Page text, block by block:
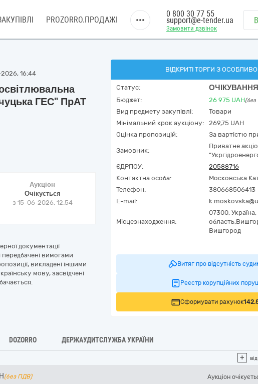
PROZORRO.ПРОДАЖІ
Замовити дзвінок
0 800 30 77 55
support@e-tender.ua
16:44
ГЕС" ПрАТ
Аукціон
Очікується
з 15-06-2026, 12:54
документації
вимогами
викладені іншими
мову, засвідчені
ВІДКРИТІ ТОРГИ З
Статус:
Бюджет: 26 975 UAH
Вид предмету закупівлі:
Товари
Мінімальний крок аукціону:
269,75 UAH
Оцінка пропозицій:
За вартістю
Замовник:
Приватне
ЄДРПОУ:
20588716
Контактна особа:
Московська
Телефон:
380668506413
E-mail:
Місцезнаходження:
07300, Україна,
область,
Вишгород
Витяг про відсутність
Реєстр корупційних
Сформувати рахунок
DOZORRO ДЕРЖАУДИТСЛУЖБА УКРАЇНИ
+
(без ПДВ) Аукціон